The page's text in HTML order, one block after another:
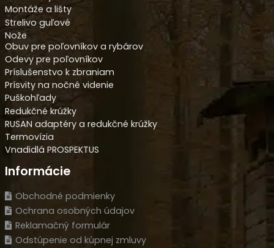
Montáže a lišty
Strelivo guľové
Nože
Obuv pre poľovníkov a rybárov
Odevy pre poľovníkov
Príslušenstvo k zbraniam
Prísvity na nočné videnie
Puškohľady
Redukčné krúžky
RUSAN adaptéry a redukčné krúžky
Termovízia
Vnadidlá PROSPEKTUS
Informácie
Obchodné podmienky
Ochrana osobných údajov
Reklamačný formulár
Odstúpenie od kúpnej zmluvy